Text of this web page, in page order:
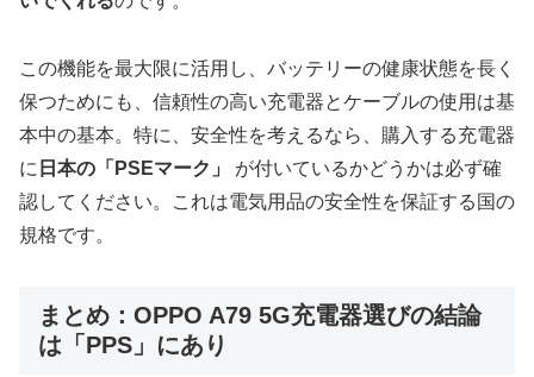
この機能を最大限に活用し、バッテリーの健康状態を長く
保つためにも、信頼性の高い充電器とケーブルの使用は基
本中の基本。特に、安全性を考えるなら、購入する充電器
に 日本の「PSEマーク」
が付いているかどうかは必ず確
認してください。これは電気用品の安全性を保証する国の
規格です。
まとめ：OPPO A79 5G充電器選びの結論
は「PPS」にあり